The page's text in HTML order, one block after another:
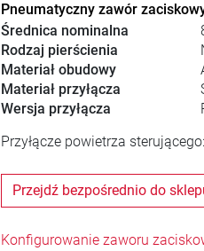
Pneumatyczny zawór
Średnica nominalna
Rodzaj pierścienia
Materiał obudowy
Materiał przyłącza
Wersja przyłącza
Przyłącze powietrza
Przejdź bezpośrednio do
Konfigurowanie zaworu